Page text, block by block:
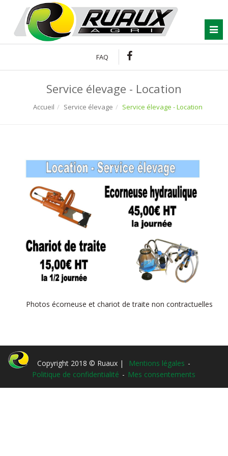
Connexion
FAQ
Service élevage - Location
Accueil Service élevage Service élevage - Location
Photos écorneuse et chariot de traite non contractuelles
Copyright 2018 © Ruaux | Mentions légales -
Politique de confidentialité - Mes consentements